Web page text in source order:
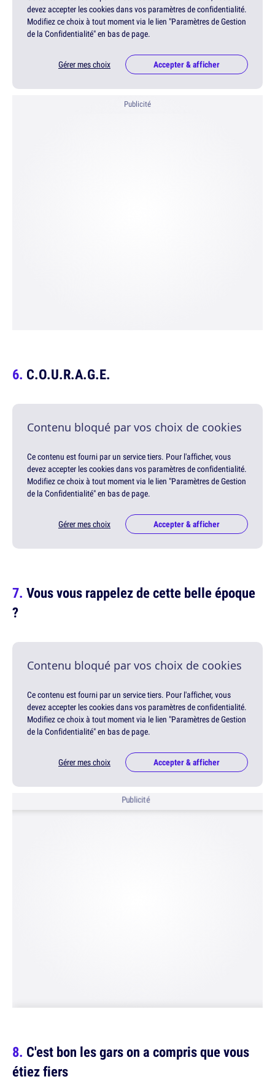
devez accepter les cookies dans vos paramètres de confidentialité.
Modifiez ce choix à tout moment via le lien "Paramètres de Gestion
de la Confidentialité" en bas de page.
Gérer mes choix Accepter & afficher
Publicité
C.O.U.R.A.G.E.
Contenu bloqué par vos choix de cookies
Ce contenu est fourni par un service tiers. Pour l'afficher, vous
devez accepter les cookies dans vos paramètres de confidentialité.
Modifiez ce choix à tout moment via le lien "Paramètres de Gestion
de la Confidentialité" en bas de page.
Gérer mes choix Accepter & afficher
Vous vous rappelez de cette belle époque
?
Contenu bloqué par vos choix de cookies
Ce contenu est fourni par un service tiers. Pour l'afficher, vous
devez accepter les cookies dans vos paramètres de confidentialité.
Modifiez ce choix à tout moment via le lien "Paramètres de Gestion
de la Confidentialité" en bas de page.
Gérer mes choix Accepter & afficher
Publicité
C'est bon les gars on a compris que vous
étiez fiers